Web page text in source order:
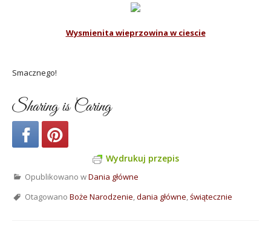
Wysmienita wieprzowina w ciescie
Smacznego!
Sharing is Caring
Wydrukuj przepis
Opublikowano wDania główne
Otagowano Boże Narodzenie,dania główne,świątecznie